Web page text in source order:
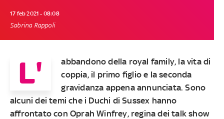
17 feb 2021 - 08:08
Sabrina Rappoli
L'
abbandono della royal family, la vita di
coppia, il primo figlio e la seconda
gravidanza appena annunciata. Sono
alcuni dei temi che i Duchi di Sussex hanno
affrontato con Oprah Winfrey, regina dei talk show